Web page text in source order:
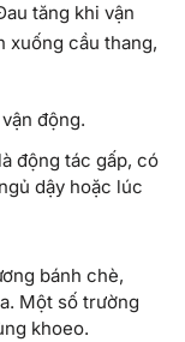
tăng khi vận
xuống cầu thang,
động.
động tác gấp, có
dậy hoặc lúc
bánh chè,
Một số trường
khoeo.